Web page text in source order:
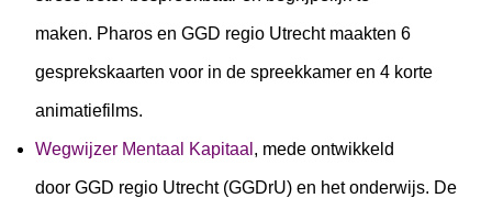
maken. Pharos en GGD regio Utrecht maakten 6
gesprekskaarten voor in de spreekkamer en 4 korte
animatiefilms.
Wegwijzer Mentaal Kapitaal , mede ontwikkeld
door GGD regio Utrecht (GGDrU) en het onderwijs. De